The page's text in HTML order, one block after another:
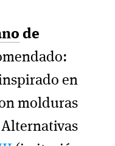
de
en
molduras